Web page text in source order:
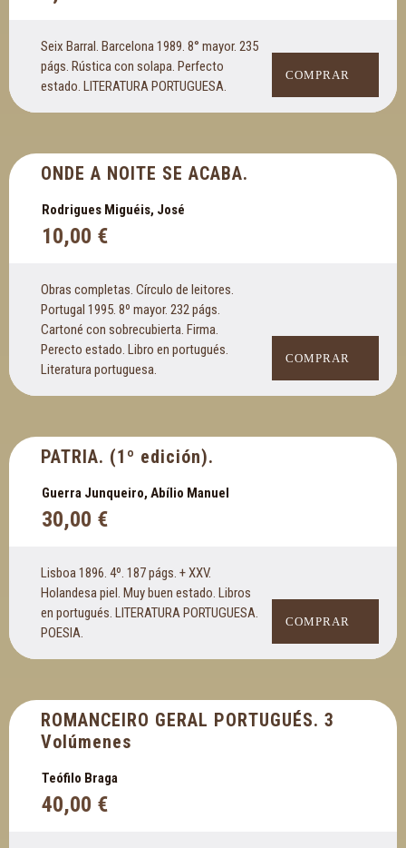
Seix Barral. Barcelona 1989. 8° mayor. 235
págs. Rústica con solapa. Perfecto
estado. LITERATURA PORTUGUESA.
COMPRAR
ONDE A NOITE SE ACABA.
Rodrigues Miguéis, José
10,00 €
Obras completas. Círculo de leitores.
Portugal 1995. 8º mayor. 232 págs.
Cartoné con sobrecubierta. Firma.
Perecto estado. Libro en portugués.
Literatura portuguesa.
COMPRAR
PATRIA. (1º edición).
Guerra Junqueiro, Abílio Manuel
30,00 €
Lisboa 1896. 4º. 187 págs. + XXV.
Holandesa piel. Muy buen estado. Libros
en portugués. LITERATURA PORTUGUESA.
POESIA.
COMPRAR
ROMANCEIRO GERAL PORTUGUÉS. 3
Volúmenes
Teófilo Braga
40,00 €